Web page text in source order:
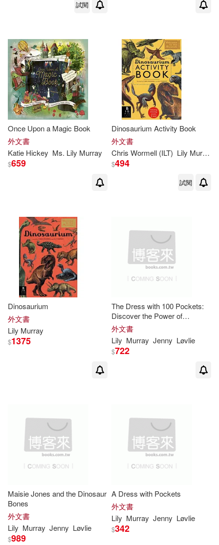
試閱
Once Upon a Magic Book
外文書
Katie Hickey Ms. Lily Murray
$659
Dinosaurium Activity Book
外文書
Chris Wormell (ILT) Lily Murray
$494
試閱
Dinosaurium
外文書
Lily Murray
$1375
The Dress with 100 Pockets:
Discover the Power of
Pockets!
外文書
Lily Murray Jenny Løvlie
$722
Maisie Jones and the Dinosaur
Bones
外文書
Lily Murray Jenny Løvlie
$989
A Dress with Pockets
外文書
Lily Murray Jenny Løvlie
$342